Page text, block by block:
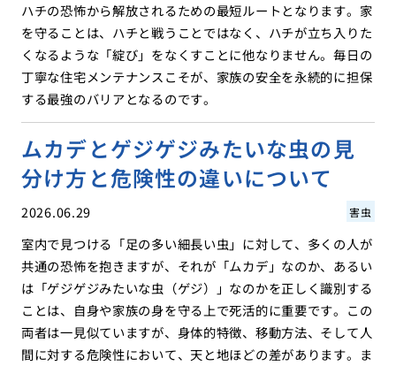
ハチの恐怖から解放されるための最短ルートとなります。家
を守ることは、ハチと戦うことではなく、ハチが立ち入りた
くなるような「綻び」をなくすことに他なりません。毎日の
丁寧な住宅メンテナンスこそが、家族の安全を永続的に担保
する最強のバリアとなるのです。
ムカデとゲジゲジみたいな虫の見
分け方と危険性の違いについて
2026.06.29 害虫
室内で見つける「足の多い細長い虫」に対して、多くの人が
共通の恐怖を抱きますが、それが「ムカデ」なのか、あるい
は「ゲジゲジみたいな虫（ゲジ）」なのかを正しく識別する
ことは、自身や家族の身を守る上で死活的に重要です。この
両者は一見似ていますが、身体的特徴、移動方法、そして人
間に対する危険性において、天と地ほどの差があります。ま